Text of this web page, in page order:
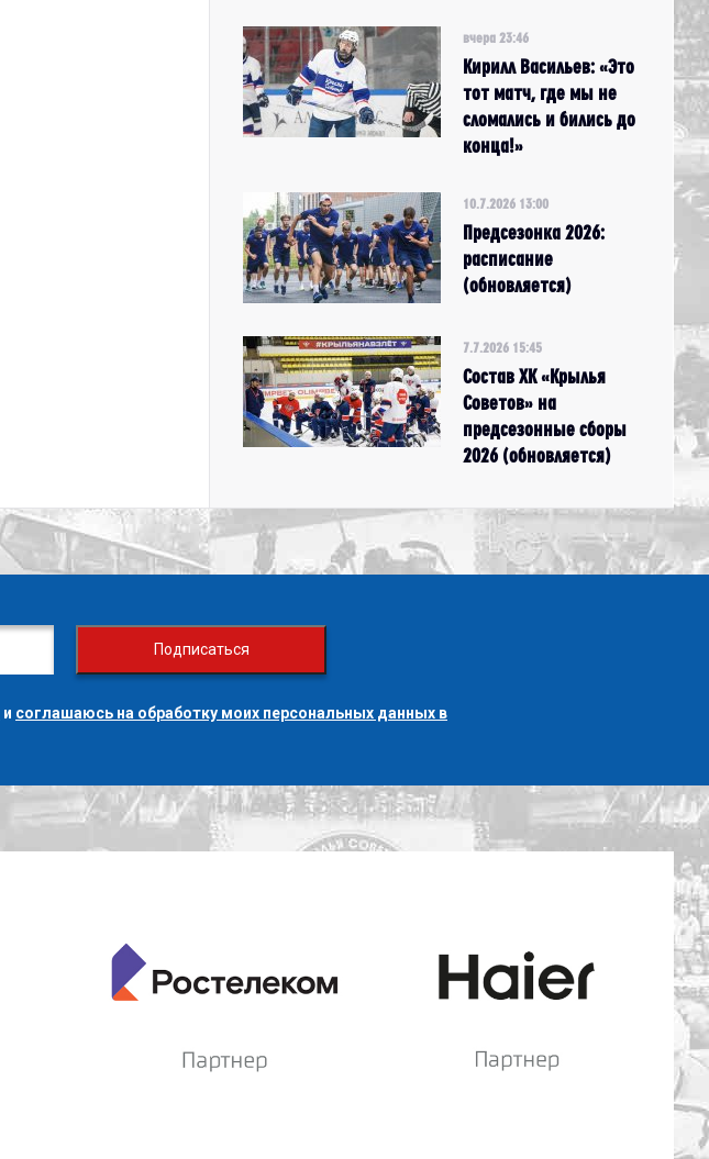
вчера 23:46
Кирилл Васильев: «Это
тот матч, где мы не
сломались и бились до
конца!»
10.7.2026 13:00
Предсезонка 2026:
расписание
(обновляется)
7.7.2026 15:45
Состав ХК «Крылья
Советов» на
предсезонные сборы
2026 (обновляется)
Подписаться
и соглашаюсь на обработку моих персональных данных в